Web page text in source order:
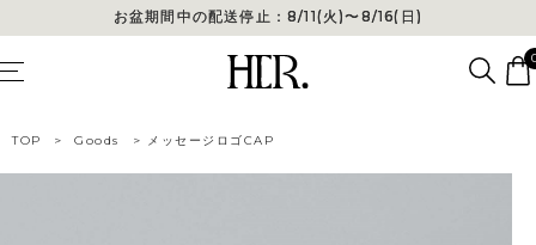
お盆期間中の配送停止：8/11(火)〜8/16(日)
お盆期間中の配送停止：8/11(火)〜8/16(日)
TOP > Goods > メッセージロゴCAP